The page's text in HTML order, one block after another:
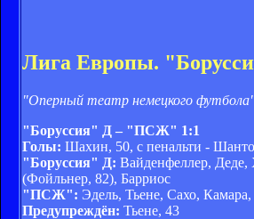
Лига Европы.
"Оперный театр немецкого
"Боруссия" Д – "ПСЖ" 1:1
Голы: Шахин, 50, с пенальти -
"Боруссия" Д: Вайденфеллер,
(Фойльнер, 82), Барриос
"ПСЖ": Эдель, Тьене, Сахо,
Предупреждён: Тьене, 43